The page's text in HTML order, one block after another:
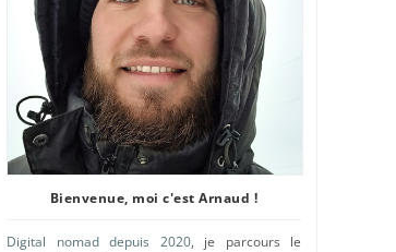
Bienvenue, moi c'est Arnaud !
Digital nomad depuis 2020, je parcours le